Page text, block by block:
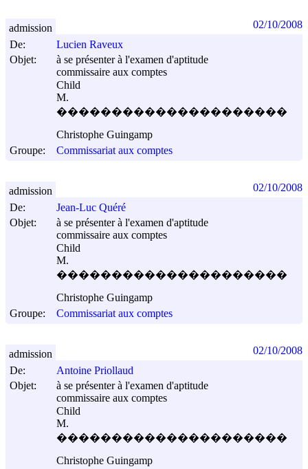
De:
Lucien Raveux
Objet:
à se présenter à l'examen d'aptitude
commissaire aux comptes
Child
M.
���������������������
Christophe Guingamp
Groupe:
Commissariat aux comptes
admission 02/10/2008
De:
Jean-Luc Quéré
Objet:
à se présenter à l'examen d'aptitude
commissaire aux comptes
Child
M.
���������������������
Christophe Guingamp
Groupe:
Commissariat aux comptes
admission 02/10/2008
De:
Antoine Priollaud
Objet:
à se présenter à l'examen d'aptitude
commissaire aux comptes
Child
M.
���������������������
Christophe Guingamp
admission 02/10/2008